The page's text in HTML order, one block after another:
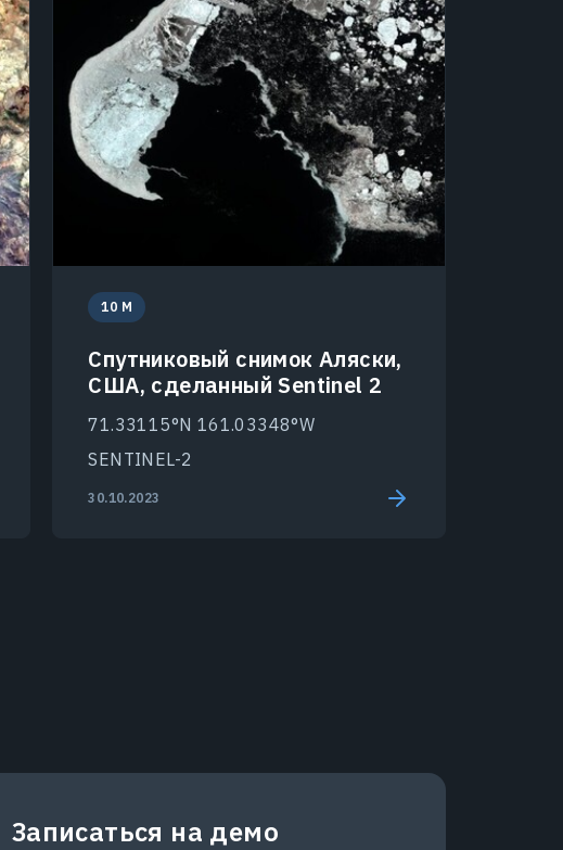
10 M
Спутниковый снимок Аляски,
США, сделанный Sentinel 2
71.33115°N 161.03348°W
SENTINEL-2
30.10.2023
Записаться на демо